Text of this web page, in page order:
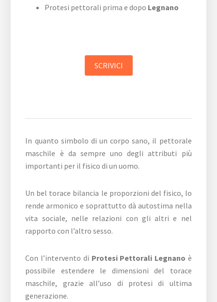
Protesi pettorali prima e dopo Legnano
SCRIVICI
In quanto simbolo di un corpo sano, il pettorale
maschile è da sempre uno degli attributi più
importanti per il fisico di un uomo.
Un bel torace bilancia le proporzioni del fisico, lo
rende armonico e soprattutto dà autostima nella
vita sociale, nelle relazioni con gli altri e nel
rapporto con l’altro sesso.
Con l’intervento di Protesi Pettorali Legnano è
possibile estendere le dimensioni del torace
maschile, grazie all’uso di protesi di ultima
generazione.